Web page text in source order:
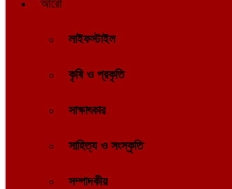
আরো
লাইফস্টাইল
কৃষি ও প্রকৃতি
সাক্ষাৎকার
সাহিত্য ও সংস্কৃতি
সম্পাদকীয়